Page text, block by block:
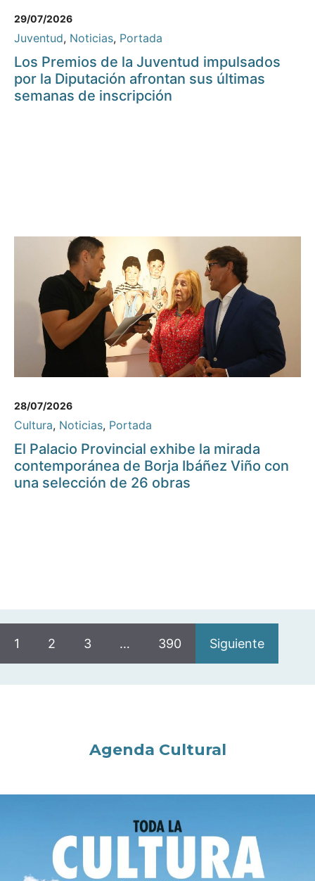
29/07/2026
Juventud, Noticias, Portada
Los Premios de la Juventud impulsados
por la Diputación afrontan sus últimas
semanas de inscripción
28/07/2026
Cultura, Noticias, Portada
El Palacio Provincial exhibe la mirada
contemporánea de Borja Ibáñez Viño con
una selección de 26 obras
1 2 3 … 390 Siguiente
Agenda Cultural